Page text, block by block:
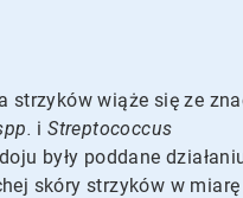
strzyków wiąże się ze
iStreptococcus
były poddane
skóry strzyków w